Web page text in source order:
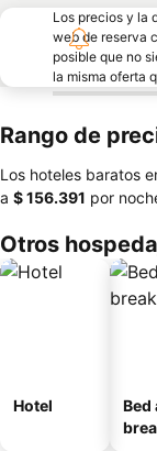
Los precios y la
web de reserva
posible que no
la misma oferta
Rango de
Los hoteles baratos
a ‎$ 156.391 por
Otros
Hotel
Bed